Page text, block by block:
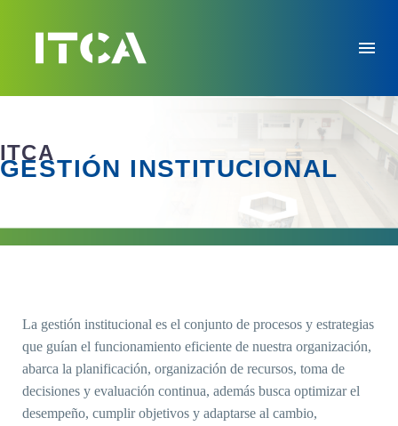
ITCA
GESTIÓN INSTITUCIONAL
La gestión institucional es el conjunto de procesos y estrategias
que guían el funcionamiento eficiente de nuestra organización,
abarca la planificación, organización de recursos, toma de
decisiones y evaluación continua, además busca optimizar el
desempeño, cumplir objetivos y adaptarse al cambio,